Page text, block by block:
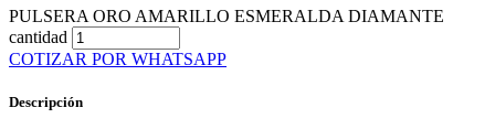
PULSERA ORO AMARILLO ESMERALDA DIAMANTE
cantidad
COTIZAR POR WHATSAPP
Descripción